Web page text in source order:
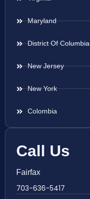
Maryland
District Of Columbia
New Jersey
New York
Colombia
Call Us
Fairfax
703-636-5417